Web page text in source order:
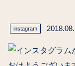
instagram